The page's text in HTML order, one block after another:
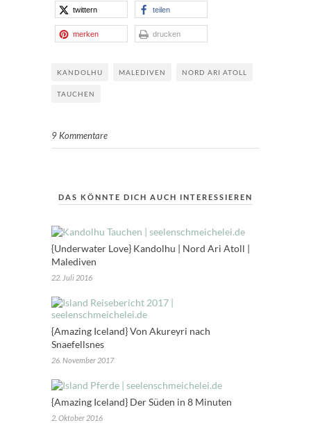
twittern teilen
merken drucken
KANDOLHU MALEDIVEN NORD ARI ATOLL
TAUCHEN
9 Kommentare
DAS KÖNNTE DICH AUCH INTERESSIEREN
{Underwater Love} Kandolhu | Nord Ari Atoll |
Malediven
22. Juli 2016
{Amazing Iceland} Von Akureyri nach
Snaefellsnes
26. November 2017
{Amazing Iceland} Der Süden in 8 Minuten
2. Oktober 2016